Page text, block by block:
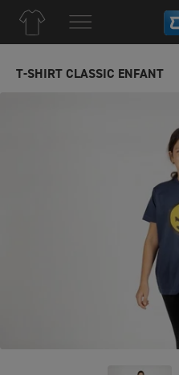
T-SHIRT CLASSIC ENFANT